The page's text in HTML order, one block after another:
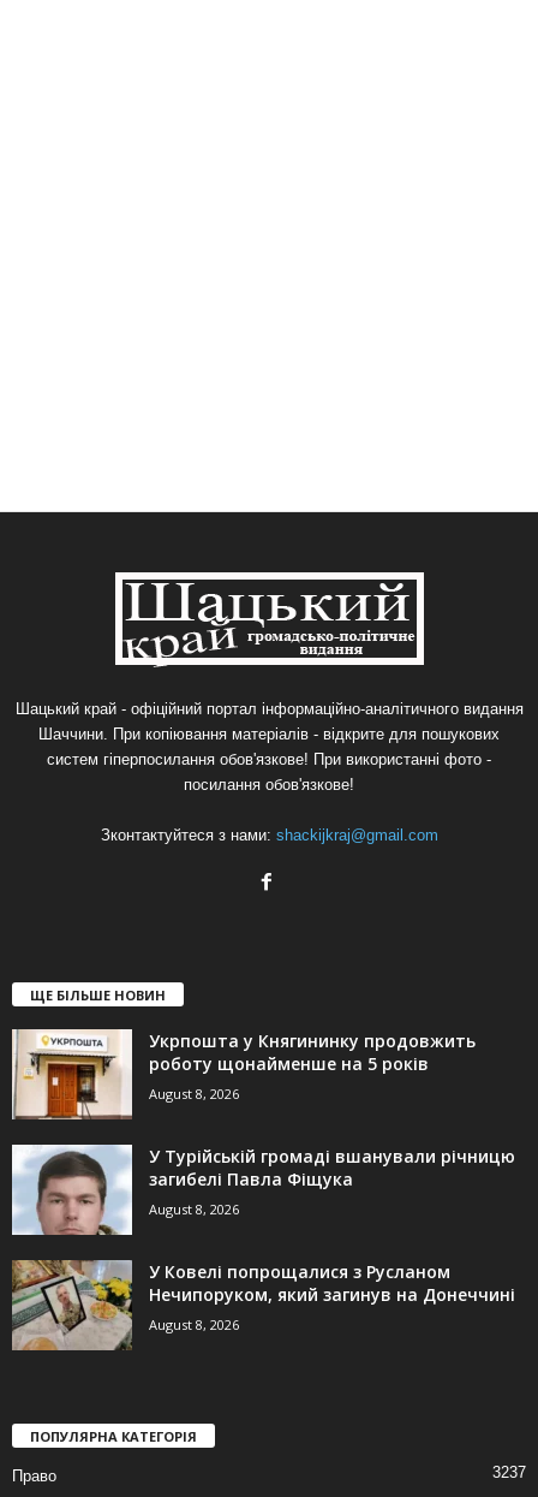
Шацький край - офіційний портал інформаційно-аналітичного видання
Шаччини. При копіювання матеріалів - відкрите для пошукових
систем гіперпосилання обов'язкове! При використанні фото -
посилання обов'язкове!
Зконтактуйтеся з нами: shackijkraj@gmail.com
ЩЕ БІЛЬШЕ НОВИН
Укрпошта у Княгининку продовжить
роботу щонайменше на 5 років
August 8, 2026
У Турійській громаді вшанували річницю
загибелі Павла Фіщука
August 8, 2026
У Ковелі попрощалися з Русланом
Нечипоруком, який загинув на Донеччині
August 8, 2026
ПОПУЛЯРНА КАТЕГОРІЯ
Право 3237